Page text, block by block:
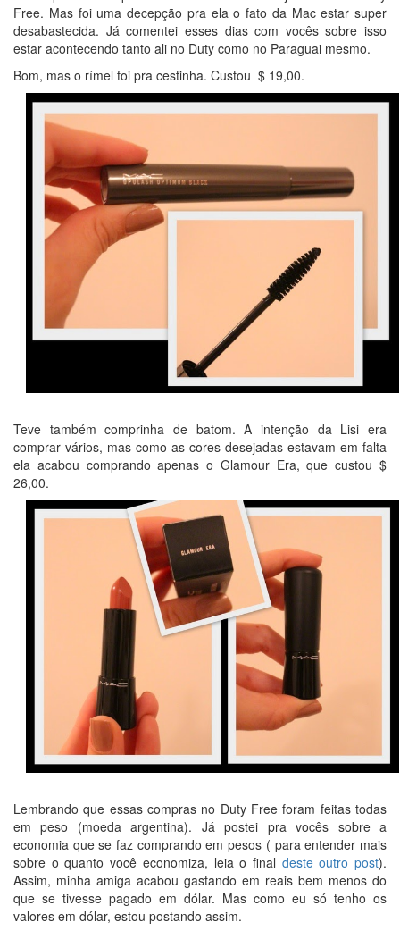
Free. Mas foi uma decepção pra ela o fato da Mac estar super
desabastecida. Já comentei esses dias com vocês sobre isso
estar acontecendo tanto ali no Duty como no Paraguai mesmo.
Bom, mas o rímel foi pra cestinha. Custou $ 19,00.
Teve também comprinha de batom. A intenção da Lisi era
comprar vários, mas como as cores desejadas estavam em falta
ela acabou comprando apenas o Glamour Era, que custou $
26,00.
Lembrando que essas compras no Duty Free foram feitas todas
em peso (moeda argentina). Já postei pra vocês sobre a
economia que se faz comprando em pesos ( para entender mais
sobre o quanto você economiza, leia o final deste outro post).
Assim, minha amiga acabou gastando em reais bem menos do
que se tivesse pagado em dólar. Mas como eu só tenho os
valores em dólar, estou postando assim.